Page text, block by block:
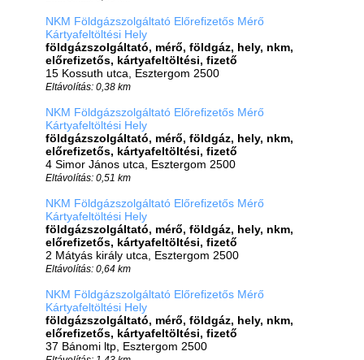
NKM Földgázszolgáltató Előrefizetős Mérő
Kártyafeltöltési Hely
földgázszolgáltató, mérő, földgáz, hely, nkm,
előrefizetős, kártyafeltöltési, fizető
15 Kossuth utca, Esztergom 2500
Eltávolítás: 0,38 km
NKM Földgázszolgáltató Előrefizetős Mérő
Kártyafeltöltési Hely
földgázszolgáltató, mérő, földgáz, hely, nkm,
előrefizetős, kártyafeltöltési, fizető
4 Simor János utca, Esztergom 2500
Eltávolítás: 0,51 km
NKM Földgázszolgáltató Előrefizetős Mérő
Kártyafeltöltési Hely
földgázszolgáltató, mérő, földgáz, hely, nkm,
előrefizetős, kártyafeltöltési, fizető
2 Mátyás király utca, Esztergom 2500
Eltávolítás: 0,64 km
NKM Földgázszolgáltató Előrefizetős Mérő
Kártyafeltöltési Hely
földgázszolgáltató, mérő, földgáz, hely, nkm,
előrefizetős, kártyafeltöltési, fizető
37 Bánomi ltp, Esztergom 2500